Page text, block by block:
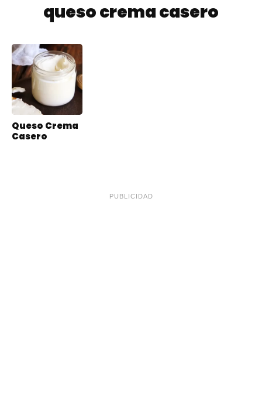
queso crema casero
Queso Crema
Casero
PUBLICIDAD